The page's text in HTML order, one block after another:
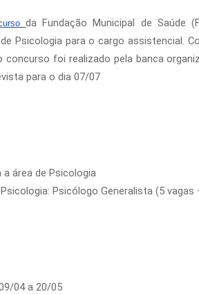
da Fundação Municipal de Saúde
Psicologia para o cargo assistencial.
concurso foi realizado pela banca
para o dia 07/07
a área de Psicologia
Psicólogo Generalista (5
04 a 20/05